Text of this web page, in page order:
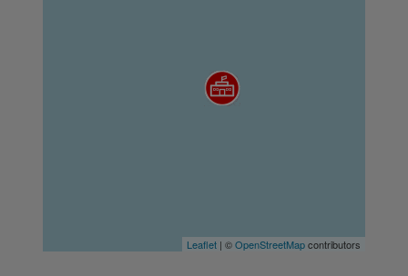
Leaflet | ©OpenStreetMapcontributors